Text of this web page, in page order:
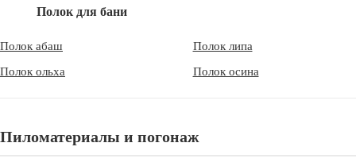
Полок для бани
Полок абаш
Полок липа
Полок ольха
Полок осина
Пиломатериалы и погонаж
прямоугольной или квадратной формы, с несколькими
другим путем, на одном из островов неподалеку от Торонто
компания создала сауну, внешним видом имитирующую форму
пространства сауны.